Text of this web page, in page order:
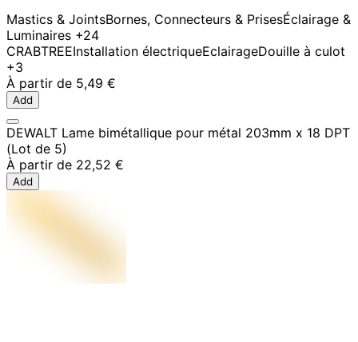
Mastics & JointsBornes, Connecteurs & PrisesÉclairage &
Luminaires +24
CRABTREEInstallation électriqueEclairageDouille à culot
+3
À partir de 5,49 €
Add
DEWALT Lame bimétallique pour métal 203mm x 18 DPT
(Lot de 5)
À partir de 22,52 €
Add